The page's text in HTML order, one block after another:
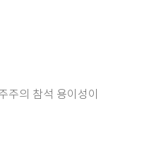
주의 참석 용이성이